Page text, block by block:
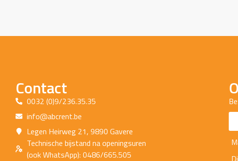
Contact
0032 (0)9/236.35.35
info@abcrent.be
Legen Heirweg 21, 9890 Gavere
Technische bijstand na openingsuren
(ook WhatsApp): 0486/665.505